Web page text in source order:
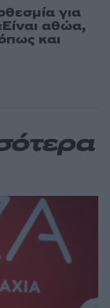
για
αθώα,
και